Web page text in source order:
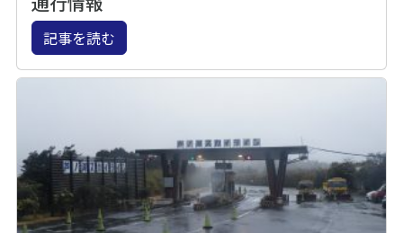
記事を読む